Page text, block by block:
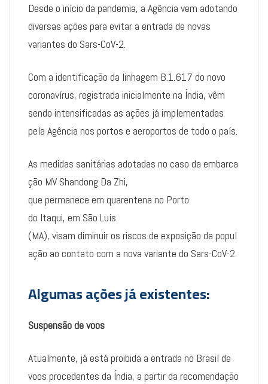
Desde o início da pandemia, a Agência vem adotando
diversas ações para evitar a entrada de novas
variantes do Sars-CoV-2.
Com a identificação da linhagem B.1.617 do novo
coronavírus, registrada inicialmente na Índia, vêm
sendo intensificadas as ações já implementadas
pela Agência nos portos e aeroportos de todo o país.
As medidas sanitárias adotadas no caso da embarca
ção MV Shandong Da Zhi,
que permanece em quarentena no Porto
do Itaqui, em São Luís
(MA), visam diminuir os riscos de exposição da popul
ação ao contato com a nova variante do Sars-CoV-2.
Algumas ações já existentes:
Suspensão de voos
Atualmente, já está proibida a entrada no Brasil de
voos procedentes da Índia, a partir da recomendação